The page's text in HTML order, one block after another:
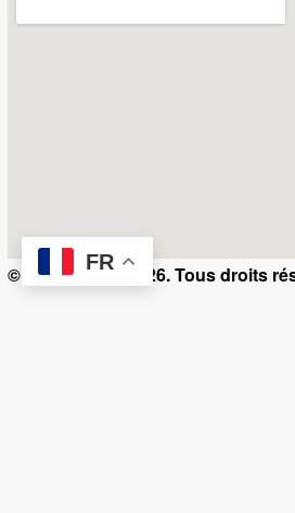
© Kamerty.ma 2026. Tous droits
FR